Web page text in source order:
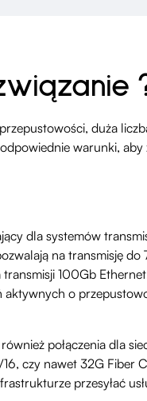
duża
warunki, aby
dla systemów
na transmisję do
100Gb
aktywnych o
połączenia dla
czy nawet 32G Fiber
przesyłać